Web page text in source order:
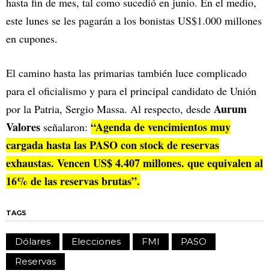
este lunes se les pagarán a los bonistas US$1.000 millones
en cupones.
El camino hasta las primarias también luce complicado
para el oficialismo y para el principal candidato de Unión
por la Patria, Sergio Massa. Al respecto, desde Aurum
Valores señalaron: “Agenda de vencimientos muy
cargada hasta las PASO con stock de reservas
exhaustas. Vencen US$ 4.407 millones. que equivalen al
16% de las reservas brutas”.
TAGS
Dólares Elecciones FMI
PASO
Reservas